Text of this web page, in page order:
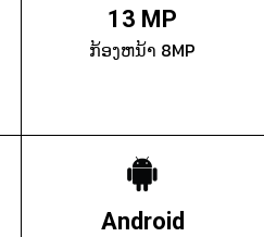
13 MP
ກ້ອງຫນ້າ 8MP
Android